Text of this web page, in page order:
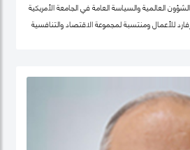
العالمية والسياسة العامة في الجامعة الأمريكية
للأعمال ومنتسبة لمجموعة الاقتصاد والتنافسية
البحثية في دوريات علمية دولية في مجال الإدارة
والاقتصاد؛ وجامعة كامبريدج. الدكتورة منى حاليًا عضو
لمنظمة الأغذية والزراعة ورئيستها ايضا. حصلت على
والعلوم السياسية بجامعة القاهرة، وشهادتي الماجستير
الأمريكية بالقاهرة.